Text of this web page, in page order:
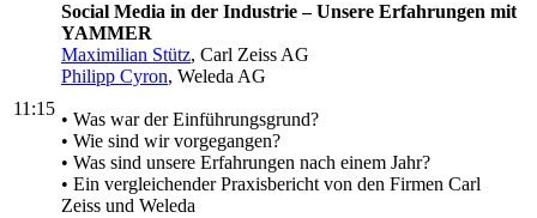
11:15
Social Media in der Industrie – Unsere Erfahrungen mit
YAMMER
Maximilian Stütz, Carl Zeiss AG
Philipp Cyron, Weleda AG
• Was war der Einführungsgrund?
• Wie sind wir vorgegangen?
• Was sind unsere Erfahrungen nach einem Jahr?
• Ein vergleichender Praxisbericht von den Firmen Carl
Zeiss und Weleda